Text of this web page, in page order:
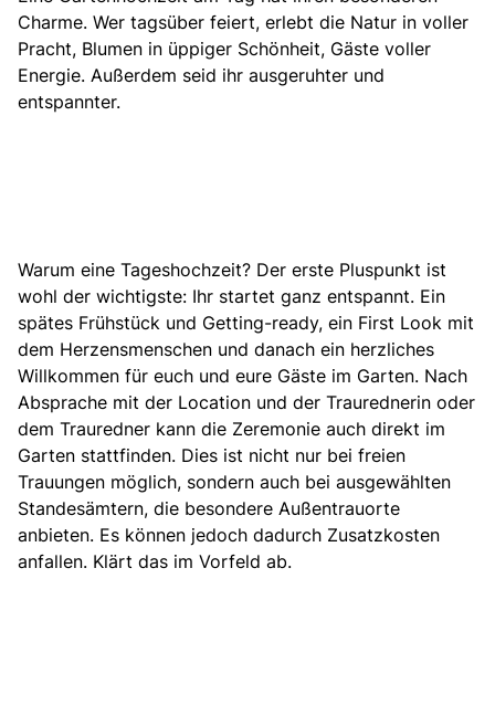
Charme. Wer tagsüber feiert, erlebt die Natur in voller
Pracht, Blumen in üppiger Schönheit, Gäste voller
Energie. Außerdem seid ihr ausgeruhter und
entspannter.
Warum eine Tageshochzeit? Der erste Pluspunkt ist
wohl der wichtigste: Ihr startet ganz entspannt. Ein
spätes Frühstück und Getting-ready, ein First Look mit
dem Herzensmenschen und danach ein herzliches
Willkommen für euch und eure Gäste im Garten. Nach
Absprache mit der Location und der Traurednerin oder
dem Trauredner kann die Zeremonie auch direkt im
Garten stattfinden. Dies ist nicht nur bei freien
Trauungen möglich, sondern auch bei ausgewählten
Standesämtern, die besondere Außentrauorte
anbieten. Es können jedoch dadurch Zusatzkosten
anfallen. Klärt das im Vorfeld ab.